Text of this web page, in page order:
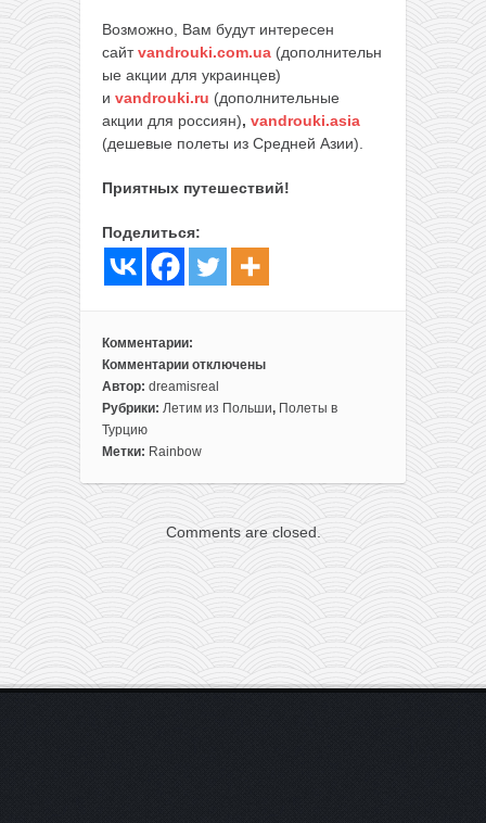
Возможно, Вам будут интересен
сайтvandrouki.com.ua (дополнительн
ые акции для украинцев)
и vandrouki.ru (дополнительные
акции для россиян), vandrouki.asia
(дешевые полеты из Средней Азии).
Приятных путешествий!
Поделиться:
Комментарии:
Комментарии
к
записи
Прямые
рейсы
Польши
в
Стамбул
116€
туда-
(с
багажом!)
отключены
Автор: dreamisreal
Рубрики: Летим из Польши, Полеты в
Турцию
Метки: Rainbow
Comments are closed.